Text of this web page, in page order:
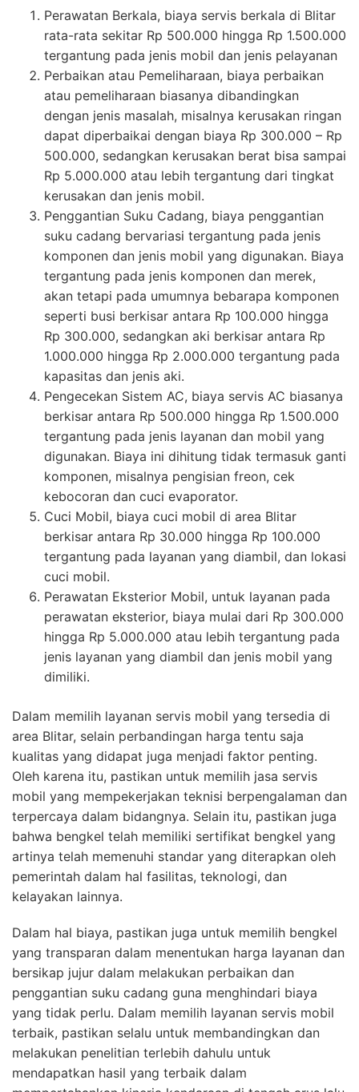
Perawatan Berkala, biaya servis berkala di Blitar
rata-rata sekitar Rp 500.000 hingga Rp 1.500.000
tergantung pada jenis mobil dan jenis pelayanan
Perbaikan atau Pemeliharaan, biaya perbaikan
atau pemeliharaan biasanya dibandingkan
dengan jenis masalah, misalnya kerusakan ringan
dapat diperbaikai dengan biaya Rp 300.000 – Rp
500.000, sedangkan kerusakan berat bisa sampai
Rp 5.000.000 atau lebih tergantung dari tingkat
kerusakan dan jenis mobil.
Penggantian Suku Cadang, biaya penggantian
suku cadang bervariasi tergantung pada jenis
komponen dan jenis mobil yang digunakan. Biaya
tergantung pada jenis komponen dan merek,
akan tetapi pada umumnya bebarapa komponen
seperti busi berkisar antara Rp 100.000 hingga
Rp 300.000, sedangkan aki berkisar antara Rp
1.000.000 hingga Rp 2.000.000 tergantung pada
kapasitas dan jenis aki.
Pengecekan Sistem AC, biaya servis AC biasanya
berkisar antara Rp 500.000 hingga Rp 1.500.000
tergantung pada jenis layanan dan mobil yang
digunakan. Biaya ini dihitung tidak termasuk ganti
komponen, misalnya pengisian freon, cek
kebocoran dan cuci evaporator.
Cuci Mobil, biaya cuci mobil di area Blitar
berkisar antara Rp 30.000 hingga Rp 100.000
tergantung pada layanan yang diambil, dan lokasi
cuci mobil.
Perawatan Eksterior Mobil, untuk layanan pada
perawatan eksterior, biaya mulai dari Rp 300.000
hingga Rp 5.000.000 atau lebih tergantung pada
jenis layanan yang diambil dan jenis mobil yang
dimiliki.
Dalam memilih layanan servis mobil yang tersedia di
area Blitar, selain perbandingan harga tentu saja
kualitas yang didapat juga menjadi faktor penting.
Oleh karena itu, pastikan untuk memilih jasa servis
mobil yang mempekerjakan teknisi berpengalaman dan
terpercaya dalam bidangnya. Selain itu, pastikan juga
bahwa bengkel telah memiliki sertifikat bengkel yang
artinya telah memenuhi standar yang diterapkan oleh
pemerintah dalam hal fasilitas, teknologi, dan
kelayakan lainnya.
Dalam hal biaya, pastikan juga untuk memilih bengkel
yang transparan dalam menentukan harga layanan dan
bersikap jujur dalam melakukan perbaikan dan
penggantian suku cadang guna menghindari biaya
yang tidak perlu. Dalam memilih layanan servis mobil
terbaik, pastikan selalu untuk membandingkan dan
melakukan penelitian terlebih dahulu untuk
mendapatkan hasil yang terbaik dalam